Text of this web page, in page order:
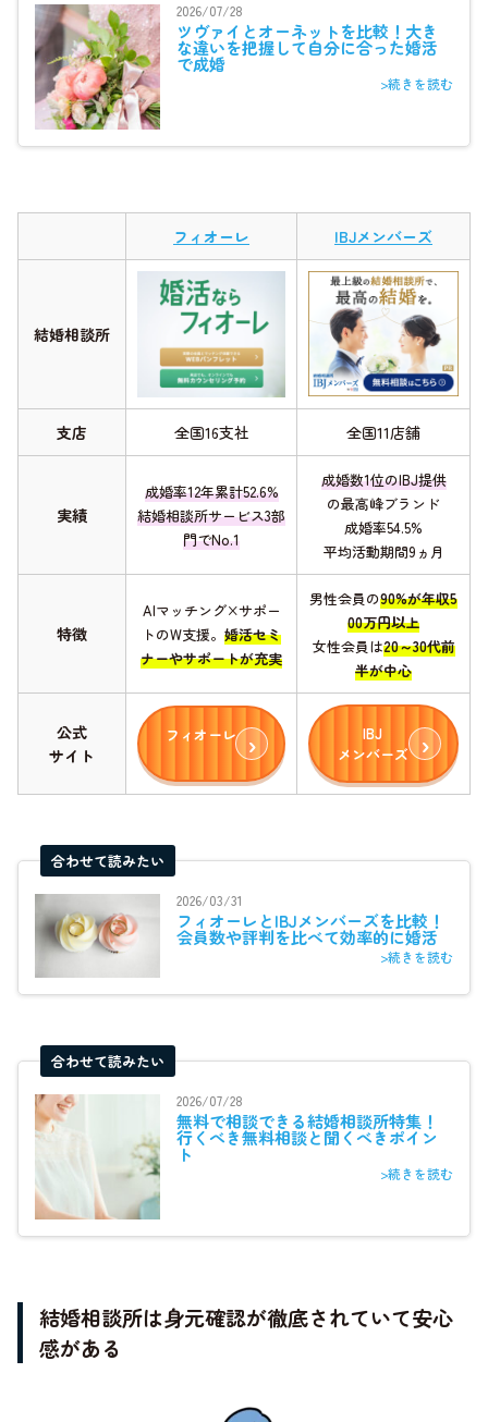
2026/07/28
ツヴァイとオーネットを比較！大き
な違いを把握して自分に合った婚活
で成婚
>続きを読む
フィオーレ IBJメンバーズ
結婚相談所
支店 全国16支社 全国11店舗
実績
成婚率12年累計52.6%
結婚相談所サービス3部
門でNo.1
成婚数1位のIBJ提供
の最高峰ブランド
成婚率54.5%
平均活動期間9ヵ月
特徴
AIマッチング×サポー
トのW支援。 婚活セミ
ナーやサポートが充実
男性会員の90%が年収5
00万円以上
女性会員は20～30代前
半が中心
公式
サイト
フィオーレ
IBJ
メンバーズ
合わせて読みたい
2026/03/31
フィオーレとIBJメンバーズを比較！
会員数や評判を比べて効率的に婚活
>続きを読む
合わせて読みたい
2026/07/28
無料で相談できる結婚相談所特集！
行くべき無料相談と聞くべきポイン
ト
>続きを読む
結婚相談所は身元確認が徹底されていて安心
感がある